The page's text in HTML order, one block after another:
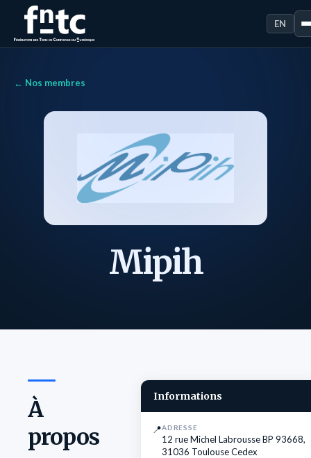
EN
← Nos membres
Mipih
À
propos
Informations
📍ADRESSE
12 rue Michel Labrousse BP 93668,
31036 Toulouse Cedex